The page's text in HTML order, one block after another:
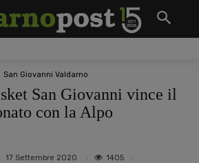
San Giovanni Valdarno
San Giovanni vince il
con la Alpo
17 Settembre 2020 1405